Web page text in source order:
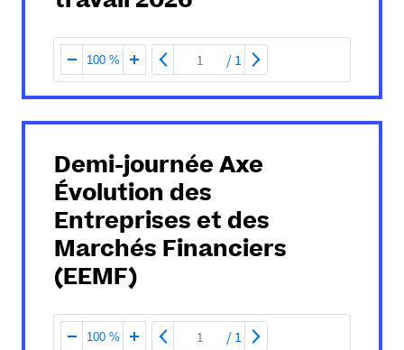
100 % / 1
Demi-journée Axe
Évolution des
Entreprises et des
Marchés Financiers
(EEMF)
100 % / 1